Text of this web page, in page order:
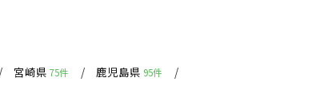
宮崎県 75件 鹿児島県 95件